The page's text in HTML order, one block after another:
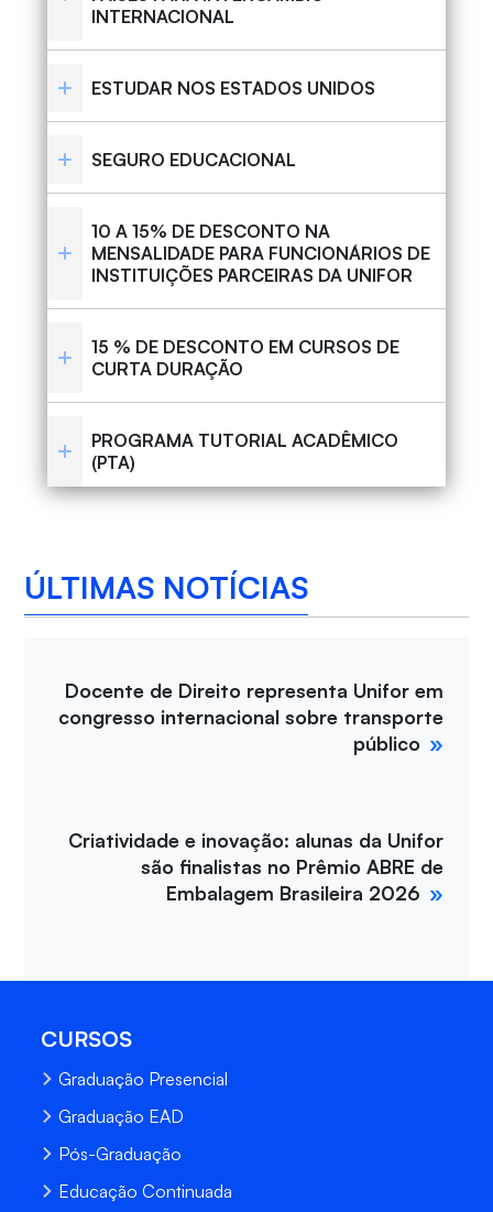
INTERNACIONAL
ESTUDAR NOS ESTADOS UNIDOS
SEGURO EDUCACIONAL
10 A 15% DE DESCONTO NA
MENSALIDADE PARA FUNCIONÁRIOS DE
INSTITUIÇÕES PARCEIRAS DA UNIFOR
15 % DE DESCONTO EM CURSOS DE
CURTA DURAÇÃO
PROGRAMA TUTORIAL ACADÊMICO
(PTA)
ÚLTIMAS NOTÍCIAS
Docente de Direito representa Unifor em
congresso internacional sobre transporte
público
Criatividade e inovação: alunas da Unifor
são finalistas no Prêmio ABRE de
Embalagem Brasileira 2026
CURSOS
Graduação Presencial
Graduação EAD
Pós-Graduação
Educação Continuada